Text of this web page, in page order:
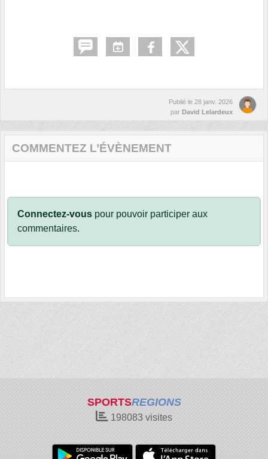
Publié le 28 janv. 2026
par David Lelardeux
COMMENTEZ L’ÉVÈNEMENT
Connectez-vous pour pouvoir participer aux
commentaires.
SPORTSREGIONS
198083 visites